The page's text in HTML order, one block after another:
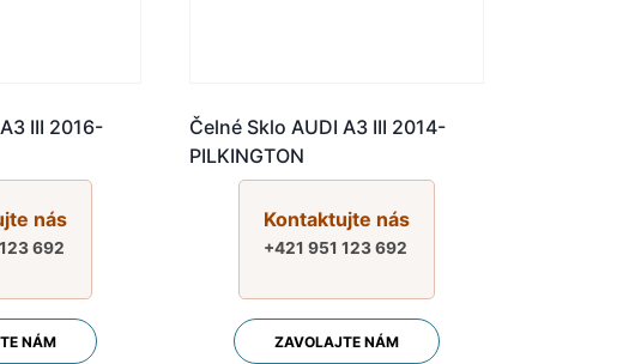
III 2016-
nás
692
NÁM
Čelné Sklo AUDI A3 III 2014-
PILKINGTON
Kontaktujte nás
+421 951 123 692
ZAVOLAJTE NÁM